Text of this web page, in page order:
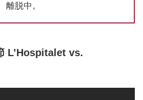
離脱中。
L’Hospitalet vs.